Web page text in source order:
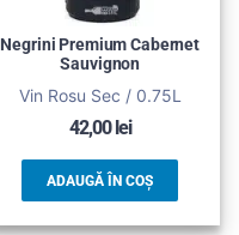
Negrini Premium Cabernet
Sauvignon
Vin Rosu Sec / 0.75L
42,00lei
ADAUGĂ ÎN COȘ